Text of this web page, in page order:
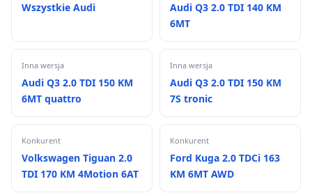
Wszystkie Audi
Audi Q3 2.0 TDI 140 KM
6MT
Inna wersja
Audi Q3 2.0 TDI 150 KM
6MT quattro
Inna wersja
Audi Q3 2.0 TDI 150 KM
7S tronic
Konkurent
Volkswagen Tiguan 2.0
TDI 170 KM 4Motion 6AT
Konkurent
Ford Kuga 2.0 TDCi 163
KM 6MT AWD